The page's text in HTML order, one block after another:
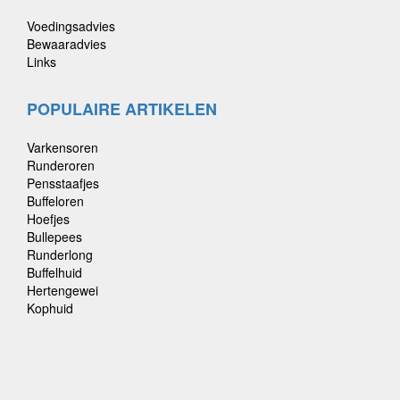
Voedingsadvies
Bewaaradvies
Links
POPULAIRE ARTIKELEN
Varkensoren
Runderoren
Pensstaafjes
Buffeloren
Hoefjes
Bullepees
Runderlong
Buffelhuid
Hertengewei
Kophuid